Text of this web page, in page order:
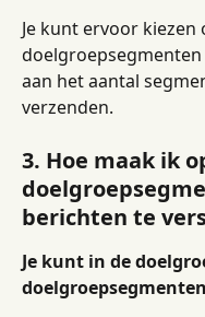
Je kunt ervoor
aan het aantal
verzenden.
3. Hoe maak ik
berichten te
Je kunt in de